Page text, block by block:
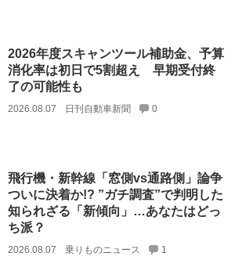
2026年度スキャンツール補助金、予算
消化率は初日で5割超え 早期受付終
了の可能性も
2026.08.07 日刊自動車新聞 0
飛行機・新幹線「窓側vs通路側」論争
ついに決着か!? ”ガチ調査”で判明した
知られざる「新傾向」…あなたはどっ
ち派？
2026.08.07 乗りものニュース 1